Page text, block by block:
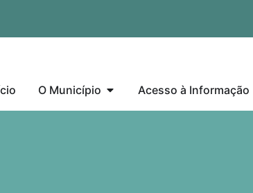
O Município Acesso à Informação